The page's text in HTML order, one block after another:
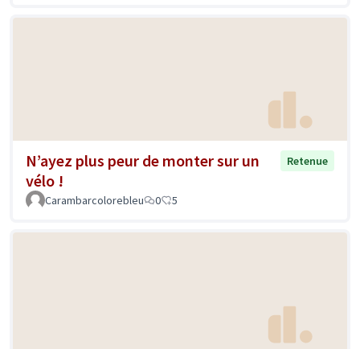
N’ayez plus peur de monter sur un
vélo !
Retenue
Carambarcolorebleu 0 5